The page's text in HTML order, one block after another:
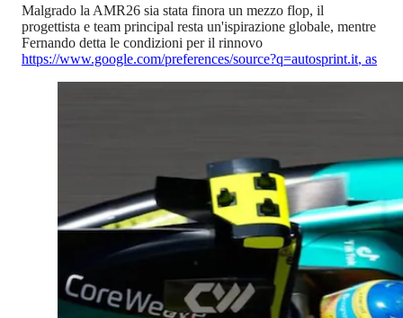
Malgrado la AMR26 sia stata finora un mezzo flop, il
progettista e team principal resta un'ispirazione globale, mentre
Fernando detta le condizioni per il rinnovo
https://www.google.com/preferences/source?q=autosprint.it, as